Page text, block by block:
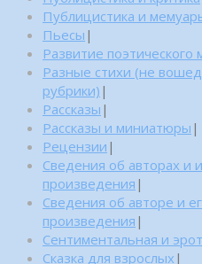
Публицистика и
Пьесы |
Развитие поэтического
Разные стихи (не
рубрики) |
Рассказы |
Рассказы и миниатюры |
Рецензии |
Сведения об авторах и
произведения |
Сведения об авторе и
произведения |
Сентиментальная и
Сказка для взрослых |